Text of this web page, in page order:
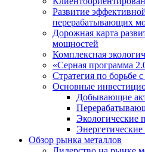
Развитие
перерабатывающих
Дорожная карта
мощностей
Комплексная
«Серная программа
Стратегия по борьбе
Основные
Добывающие
Экологические
Обзор рынка металлов